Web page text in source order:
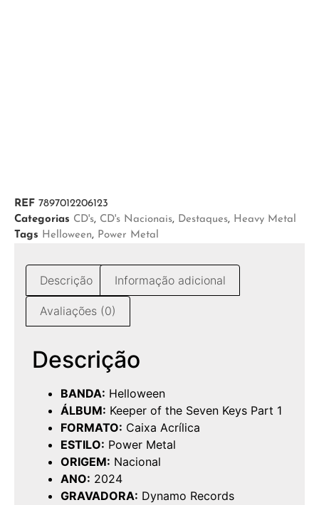
REF 7897012206123
Categorias CD's, CD's Nacionais, Destaques, Heavy Metal
Tags Helloween, Power Metal
Descrição Informação adicional
Avaliações (0)
Descrição
BANDA: Helloween
ÁLBUM: Keeper of the Seven Keys Part 1
FORMATO: Caixa Acrílica
ESTILO: Power Metal
ORIGEM: Nacional
ANO: 2024
GRAVADORA: Dynamo Records